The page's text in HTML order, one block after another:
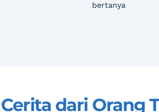
bertanya
Cerita dari Orang